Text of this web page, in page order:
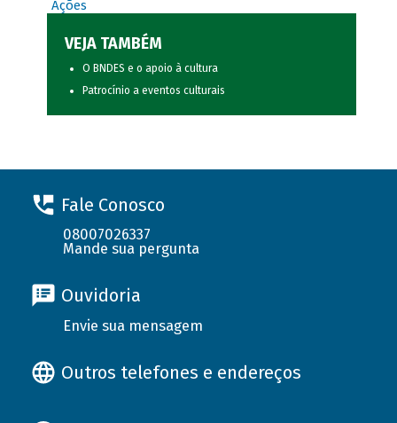
Ações
VEJA TAMBÉM
O BNDES e o apoio à cultura
Patrocínio a eventos culturais
Fale Conosco
08007026337
Mande sua pergunta
Ouvidoria
Envie sua mensagem
Outros telefones e endereços